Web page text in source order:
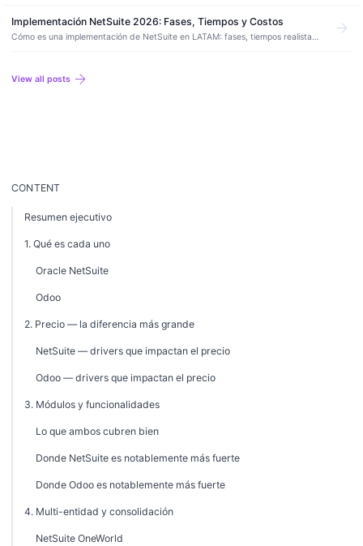
Implementación NetSuite 2026: Fases, Tiempos y Costos
Cómo es una implementación de NetSuite en LATAM: fases, tiempos realistas,
arrow_forward
View all posts arrow_forward
CONTENT
Resumen ejecutivo
1. Qué es cada uno
Oracle NetSuite
Odoo
2. Precio — la diferencia más grande
NetSuite — drivers que impactan el precio
Odoo — drivers que impactan el precio
3. Módulos y funcionalidades
Lo que ambos cubren bien
Donde NetSuite es notablemente más fuerte
Donde Odoo es notablemente más fuerte
4. Multi-entidad y consolidación
NetSuite OneWorld